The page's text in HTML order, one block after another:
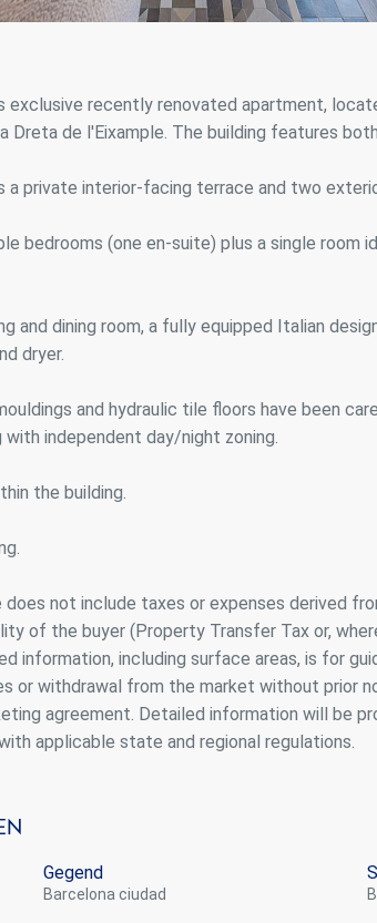
exclusive recently renovated apartment,
de l'Eixample. The building features
a private interior-facing terrace and two
bedrooms (one en-suite) plus a single room
and dining room, a fully equipped Italian
dryer.
and hydraulic tile floors have been
independent day/night zoning.
the building.
not include taxes or expenses derived
of the buyer (Property Transfer Tax or,
information, including surface areas, is for
or withdrawal from the market without prior
agreement. Detailed information will be
applicable state and regional regulations.
Gegend
Barcelona ciudad
Benutzer hat die Möglichkeit,
verhindern, dass er auf seiner
Analytik und Anpassung
Sie ermöglichen die Beobachtung
erstellen, um basierend auf der
durch empfohlene Produkte ein
Diese Cookies werden verwendet,
anzeigen.
Konfiguration